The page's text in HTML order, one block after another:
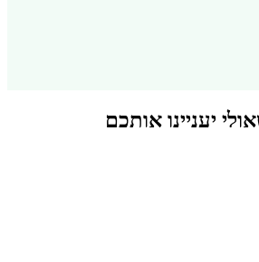
יעניינו אותכם